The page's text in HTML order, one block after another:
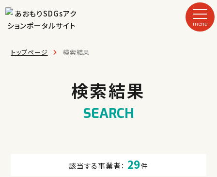
menu
トップページ 検索結果
検索結果
SEARCH
該当する事業者： 29件